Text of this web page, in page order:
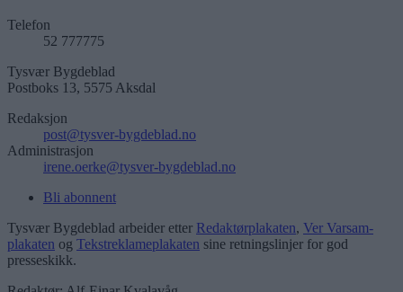
Telefon
52 777775
Tysvær Bygdeblad
Postboks 13, 5575 Aksdal
Redaksjon
post@tysver-bygdeblad.no
Administrasjon
irene.oerke@tysver-bygdeblad.no
Bli abonnent
Tysvær Bygdeblad arbeider etter Redaktørplakaten, Ver Varsam-
plakaten og Tekstreklameplakaten sine retningslinjer for god
presseskikk.